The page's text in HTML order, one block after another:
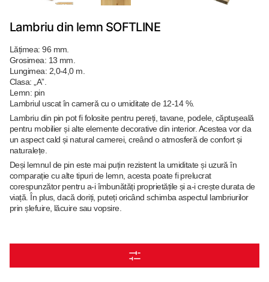
Lambriu din lemn SOFTLINE
Lățimea: 96 mm.
Grosimea: 13 mm.
Lungimea: 2,0-4,0 m.
Clasa: „А”.
Lemn: pin
Lambriul uscat în cameră cu o umiditate de 12-14 %.
Lambriu din pin pot fi folosite pentru pereți, tavane, podele, căptușeală
pentru mobilier și alte elemente decorative din interior. Acestea vor da
un aspect cald și natural camerei, creând o atmosferă de confort și
naturalețe.
Deși lemnul de pin este mai puțin rezistent la umiditate și uzură în
comparație cu alte tipuri de lemn, acesta poate fi prelucrat
corespunzător pentru a-i îmbunătăți proprietățile și a-i crește durata de
viață. În plus, dacă doriți, puteți oricând schimba aspectul lambriurilor
prin șlefuire, lăcuire sau vopsire.